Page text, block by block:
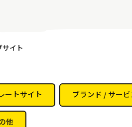
サイト
ートサイト ブランド / サー
他